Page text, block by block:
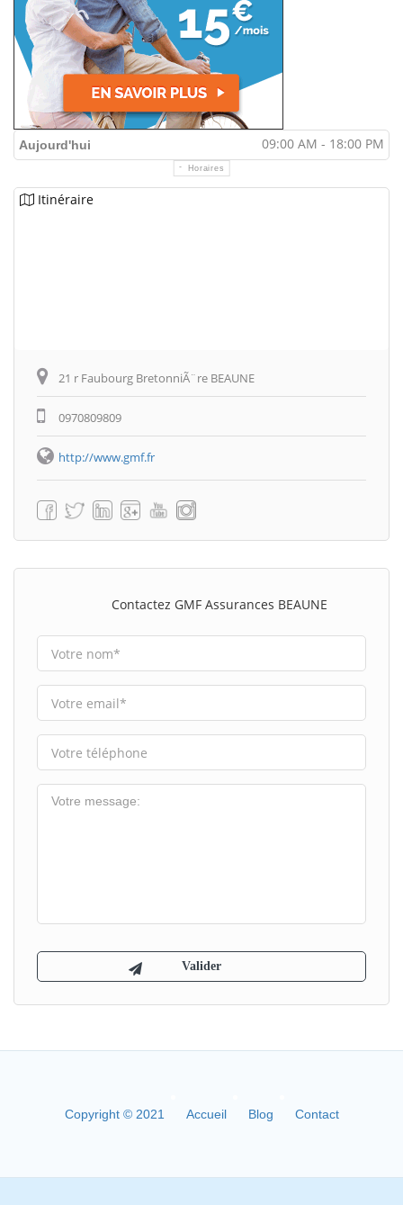
Aujourd'hui 09:00 AM - 18:00 PM
Horaires
Itinéraire
21 r Faubourg BretonniÃ¨re BEAUNE
0970809809
http://www.gmf.fr
Contactez GMF Assurances BEAUNE
Copyright © 2021 Accueil Blog Contact